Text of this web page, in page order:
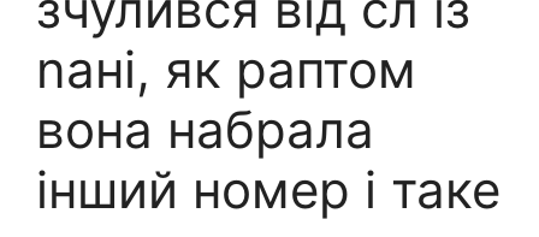
nані, як раптом
вона набрала
інший номер і таке